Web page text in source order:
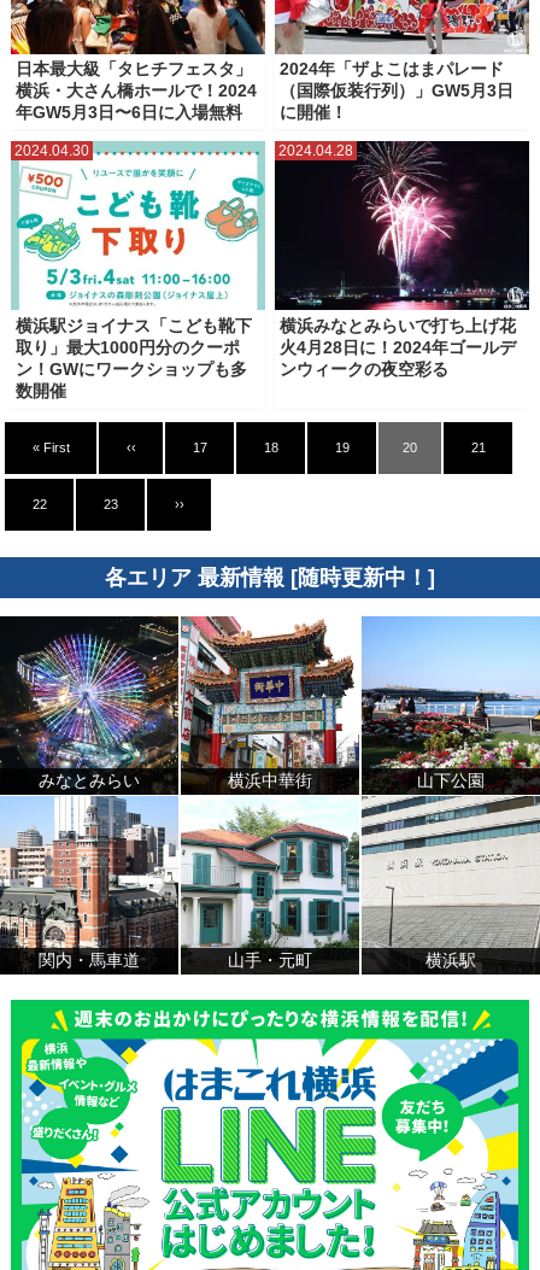
日本最大級「タヒチフェスタ」
横浜・大さん橋ホールで！2024
年GW5月3日〜6日に入場無料
2024年「ザよこはまパレード
（国際仮装行列）」GW5月3日
に開催！
2024.04.30
横浜駅ジョイナス「こども靴下
取り」最大1000円分のクーポ
ン！GWにワークショップも多
数開催
2024.04.28
横浜みなとみらいで打ち上げ花
火4月28日に！2024年ゴールデ
ンウィークの夜空彩る
« First ‹‹ 17 18 19 20 21
22 23 ››
各エリア 最新情報 [随時更新中！]
みなとみらい 横浜中華街 山下公園
関内・馬車道 山手・元町 横浜駅